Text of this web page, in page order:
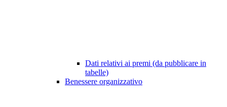
Dati relativi ai premi (da pubblicare in
tabelle)
Benessere organizzativo